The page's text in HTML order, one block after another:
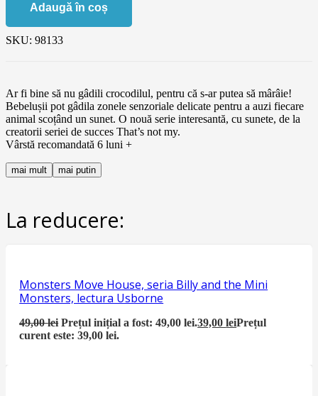
Adaugă în coș
SKU: 98133
Ar fi bine să nu gâdili crocodilul, pentru că s-ar putea să mârâie!
Bebelușii pot gâdila zonele senzoriale delicate pentru a auzi fiecare
animal scoțând un sunet. O nouă serie interesantă, cu sunete, de la
creatorii seriei de succes That’s not my.
Vârstă recomandată 6 luni +
mai mult mai putin
La reducere:
Monsters Move House, seria Billy and the Mini
Monsters, lectura Usborne
49,00lei Prețul inițial a fost: 49,00 lei.39,00leiPrețul
curent este: 39,00 lei.